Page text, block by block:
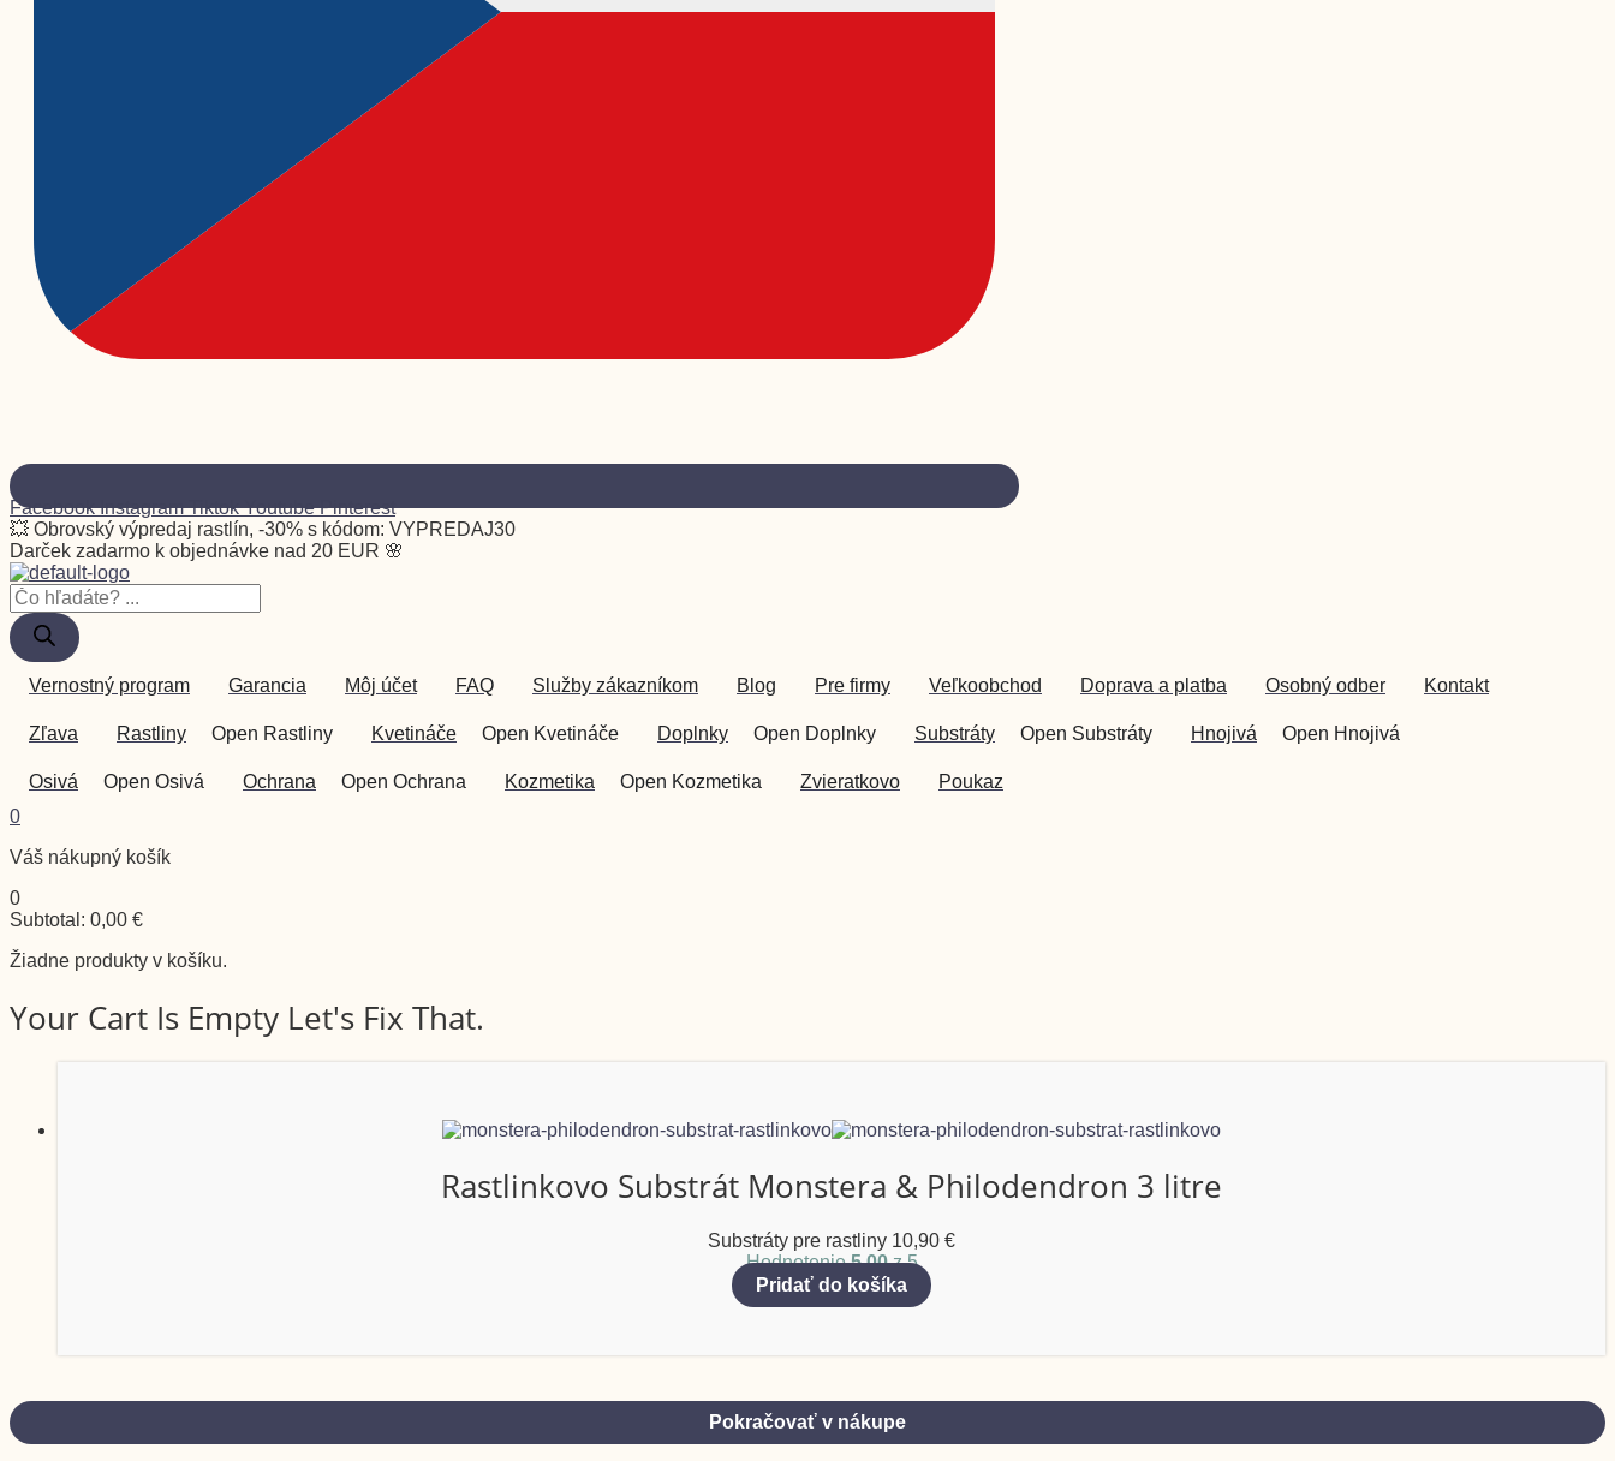
Facebook Instagram Tiktok Youtube Pinterest
💥 Obrovský výpredaj rastlín, -30% s kódom: VYPREDAJ30
Darček zadarmo k objednávke nad 20 EUR 🌸
Vernostný program Garancia Môj účet FAQ Služby zákazníkom Blog Pre firmy Veľkoobchod Doprava a platba Osobný odber Kontakt
Zľava Rastliny Open Rastliny Kvetináče Open Kvetináče Doplnky Open Doplnky Substráty Open Substráty Hnojivá Open Hnojivá
Osivá Open Osivá Ochrana Open Ochrana Kozmetika Open Kozmetika Zvieratkovo
Poukaz
0
Váš nákupný košík
0
Subtotal: 0,00 €
Žiadne produkty v košíku.
Your Cart Is Empty Let's Fix That.
Rastlinkovo Substrát Monstera & Philodendron 3 litre
Substráty pre rastliny 10,90 €
Hodnotenie5.00z 5
Pridať do košíka
Pokračovať v nákupe